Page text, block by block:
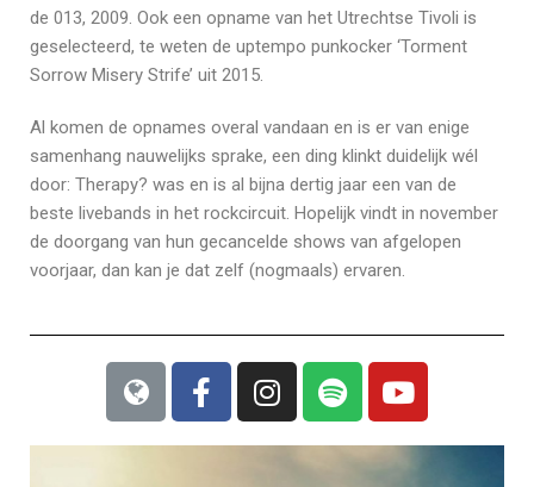
de 013, 2009. Ook een opname van het Utrechtse Tivoli is
geselecteerd, te weten de uptempo punkocker ‘Torment
Sorrow Misery Strife’ uit 2015.
Al komen de opnames overal vandaan en is er van enige
samenhang nauwelijks sprake, een ding klinkt duidelijk wél
door: Therapy? was en is al bijna dertig jaar een van de
beste livebands in het rockcircuit. Hopelijk vindt in november
de doorgang van hun gecancelde shows van afgelopen
voorjaar, dan kan je dat zelf (nogmaals) ervaren.